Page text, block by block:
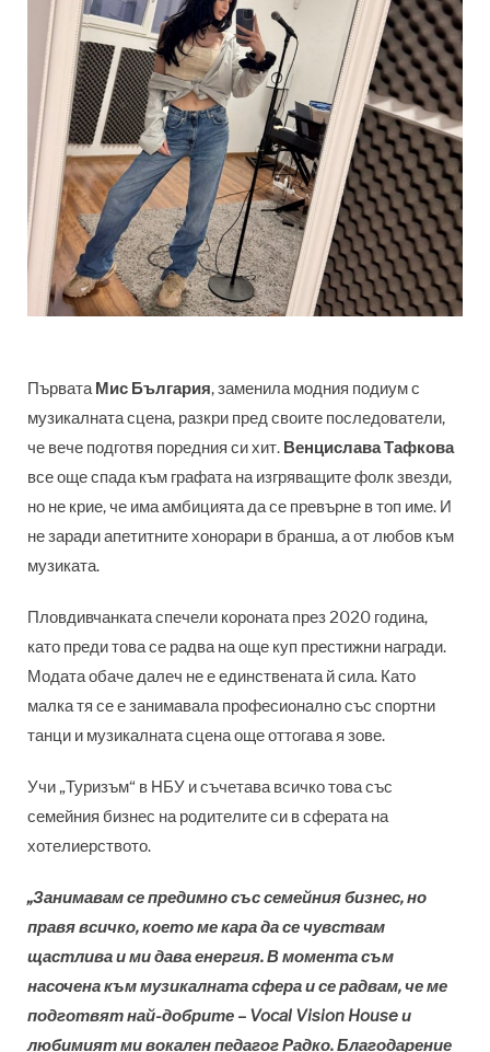
ПърватаМис България, заменила модния подиум с
музикалната сцена, разкри пред своите последователи,
че вече подготвя поредния си хит. Венцислава Тафкова
все още спада към графата на изгряващите фолк звезди,
но не крие, че има амбицията да се превърне в топ име. И
не заради апетитните хонорари в бранша, а от любов към
музиката.
Пловдивчанката спечели короната през 2020 година,
като преди това се радва на още куп престижни награди.
Модата обаче далеч не е единствената й сила. Като
малка тя се е занимавала професионално със спортни
танци и музикалната сцена още оттогава я зове.
Учи „Туризъм“ в НБУ и съчетава всичко това със
семейния бизнес на родителите си в сферата на
хотелиерството.
„Занимавам се предимно със семейния бизнес, но
правя всичко, което ме кара да се чувствам
щастлива и ми дава енергия. В момента съм
насочена към музикалната сфера и се радвам, че ме
подготвят най-добрите – Vocal Vision Houseи
любимият ми вокален педагог Радко. Благодарение